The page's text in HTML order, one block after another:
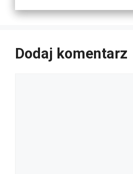
Dodaj komentarz